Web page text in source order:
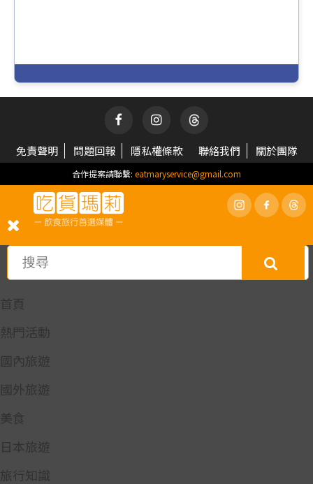
免責聲明 問題回報 隱私權條款 聯絡我們 關於團隊
合作提案請聯繫: eatmaryservice@gmail.com
首頁
熱門活動
國內旅遊
國外旅遊
美食
日本旅遊
旅行知識